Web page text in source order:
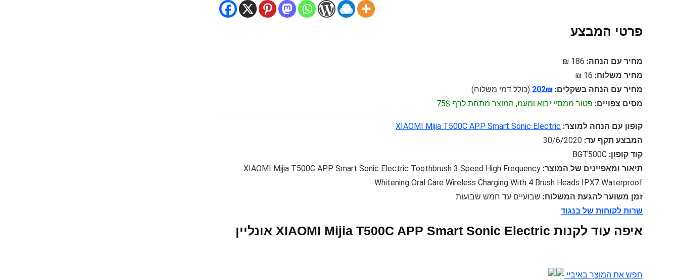
פרטי המבצע
מחיר עם הנחה: 186 ₪
מחיר משלוח: 16 ₪
מחיר עם הנחה בשקלים: 202₪ (כולל דמי משלוח)
מסים צפויים: פטור ממסיי יבוא ומעמ, המוצר מתחת לרף 75$
קופון עם הנחה למוצר: XIAOMI Mijia T500C APP Smart Sonic Electric
המבצע תקף עד: 30/6/2020
קוד קופון: BGT500C
תיאור ומאפיינים של המוצר: XIAOMI Mijia T500C APP Smart Sonic Electric Toothbrush 3 Speed High Frequency
Whitening Oral Care Wireless Charging With 4 Brush Heads IPX7 Waterproof
זמן משוער להגעת המשלוח: שבועיים עד חמש שבועות
שרות לקוחות של בנגוד
איפה עוד לקנות XIAOMI Mijia T500C APP Smart Sonic Electric אונליין
חפש את המוצר באיביי